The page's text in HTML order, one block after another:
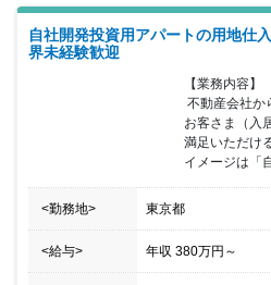
自社開発投資用アパートの用地仕
界未経験歓迎
【業務内容】
お客さま（入
満足いただけ
イメージは「
<勤務地> 東京都
<給与> 年収 380万円 ～